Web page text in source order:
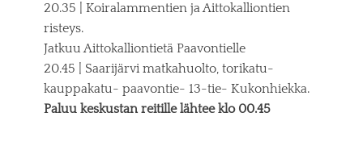
20.35 | Koiralammentien ja Aittokalliontien
risteys.
Jatkuu Aittokalliontietä Paavontielle
20.45 | Saarijärvi matkahuolto, torikatu-
kauppakatu- paavontie- 13-tie- Kukonhiekka.
Paluu keskustan reitille lähtee klo 00.45